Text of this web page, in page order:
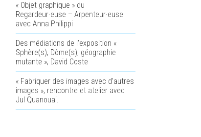
« Objet graphique » du
Regardeur·euse – Arpenteur·euse
avec Anna Philippi
Des médiations de l’exposition «
Sphère(s), Dôme(s), géographie
mutante », David Coste
« Fabriquer des images avec d’autres
images », rencontre et atelier avec
Jul Quanouai.